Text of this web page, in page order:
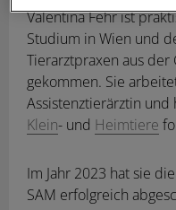
Valentina Fehr ist
Studium in Wien und
Tierarztpraxen aus der
gekommen. Sie
Assistenztierärztin
Klein- und Heimtiere
Im Jahr 2023 hat sie
SAM erfolgreich